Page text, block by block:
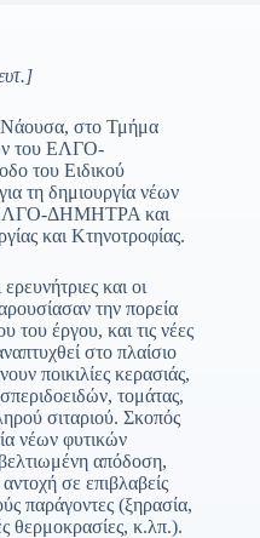
Νάουσα, στο Τμήμα
του ΕΛΓΟ-
του Ειδικού
τη δημιουργία νέων
ΕΛΓΟ-ΔΗΜΗΤΡΑ και
και Κτηνοτροφίας.
και οι
την πορεία
του έργου, και τις νέες
στο πλαίσιο
ποικιλίες κερασιάς,
τομάτας,
σιταριού. Σκοπός
νέων φυτικών
απόδοση,
σε επιβλαβείς
παράγοντες (ξηρασία,
θερμοκρασίες, κ.λπ.).